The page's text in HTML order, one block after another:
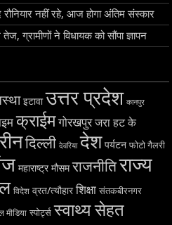
रौनियार नहीं रहे, आज होगा अंतिम संस्कार
ग्रामीणों ने विधायक को सौंपा ज्ञापन
इटावा उत्तर प्रदेश कानपुर
क्राईम गोरखपुर जरा हट के
दिल्ली देवरिया देश पर्यटन फोटो गैलरी
महाराष्ट्र मौसम राजनीतिराज्य
विदेश व्रत/त्यौहार शिक्षा संतकबीरनगर
मीडिया स्पोर्ट्स स्वाथ्य सेहत